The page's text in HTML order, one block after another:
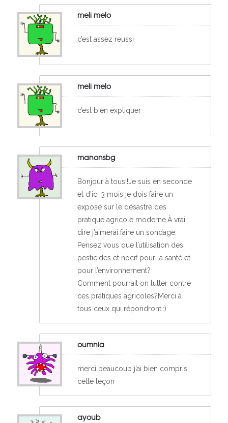
meli melo
c’est assez reussi
meli melo
c’est bien expliquer
manonsbg
Bonjour à tous!!Je suis en seconde
et d’ici 3 mois je dois faire un
exposé sur le désastre des
pratique agricole moderne.À vrai
dire j’aimerai faire un sondage:
Pensez vous que l’utilisation des
pesticides et nocif pour la santé et
pour l’environnement?
Comment pourrait on lutter contre
ces pratiques agricoles?Merci à
tous ceux qui répondront.:)
oumnia
merci beaucoup j’ai bien compris
cette leçon
ayoub